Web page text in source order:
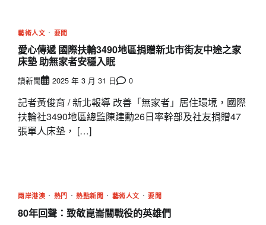
藝術人文 要聞
愛心傳遞 國際扶輪3490地區捐贈新北市街友中途之家
床墊 助無家者安穩入眠
讀新聞 2025 年 3 月 31 日 0
記者黃俊育 / 新北報導 改善「無家者」居住環境，國際
扶輪社3490地區總監陳建勳26日率幹部及社友捐贈47
張單人床墊， […]
兩岸港澳 熱門 熱點新聞 藝術人文 要聞
80年回聲：致敬崑崙關戰役的英雄們